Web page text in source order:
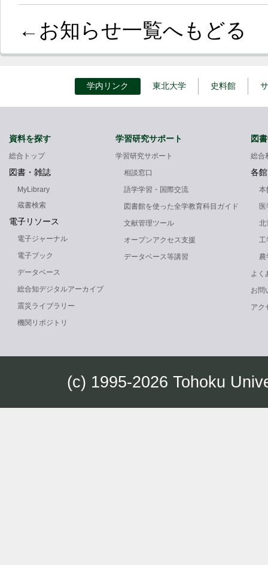
←お知らせ一覧へもどる
学内リンク 東北大学 史料館
資料を探す
総合トップ
図書・雑誌
MyLibrary
蔵書検索
電子リソース
電子ジャーナル
電子ブック
データベース
総合知デジタルアーカイブ
震災ライブラリー
機関リポジトリ
学習研究サポート
学習研究サポート
相談窓口
語学学習・国際交流
図書館を使った全学教育科目ガイド
文献管理ツール
オープンアクセス支援
データベース等講習
図
総合
各
本
北
工
農
よく
お問
アク
(c) 1995-2026 Tohoku